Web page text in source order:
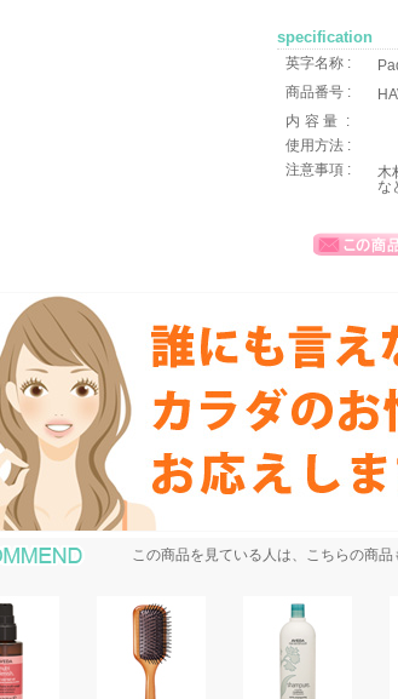
specification
英字名称 :
商品番号 :
内容量 :
使用方法 :
注意事項 :
木
な
おすすめ商品
この商品を見ている人は、こちらの商品